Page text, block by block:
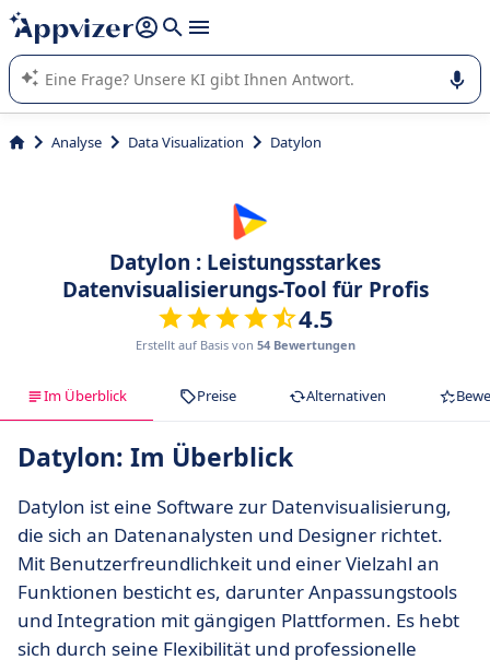
beantworten (mehrere Zeilen mit
Die KI von Appvizer führt Sie bei der Nutzung oder Auswahl
von SaaS-Software in Unternehmen.
Analyse Data Visualization Datylon
Datylon : Leistungsstarkes
Datenvisualisierungs-Tool für Profis
4.5
Erstellt auf Basis von 54 Bewertungen
Im Überblick Preise Alternativen
Datylon: Im Überblick
Datylon ist eine Software zur Datenvisualisierung,
die sich an Datenanalysten und Designer richtet.
Mit Benutzerfreundlichkeit und einer Vielzahl an
Funktionen besticht es, darunter Anpassungstools
und Integration mit gängigen Plattformen. Es hebt
sich durch seine Flexibilität und professionelle